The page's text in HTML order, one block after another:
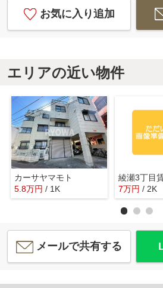
お気に入り追加
エリアの近い物件
カーサヤマモト
5.8万円 / 1K
綾瀬3丁目
7万円 / 2K
メールで共有する